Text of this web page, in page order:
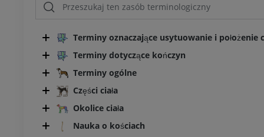
Terminy oznaczające usytuowanie i położenie
Terminy dotyczące kończyn
Terminy ogólne
Części ciała
Okolice ciała
Nauka o kościach